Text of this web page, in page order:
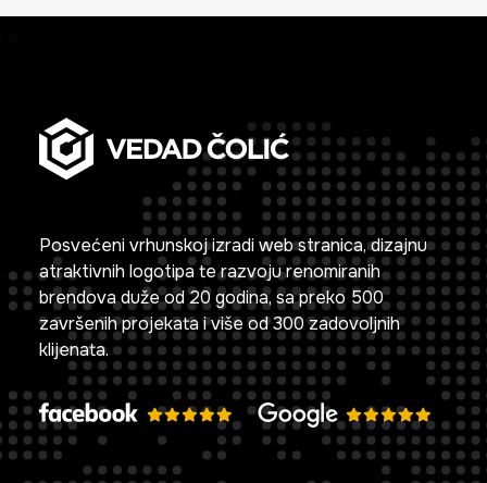
Posvećeni vrhunskoj izradi web stranica, dizajnu
atraktivnih logotipa te razvoju renomiranih
brendova duže od 20 godina, sa preko 500
završenih projekata i više od 300 zadovoljnih
klijenata.